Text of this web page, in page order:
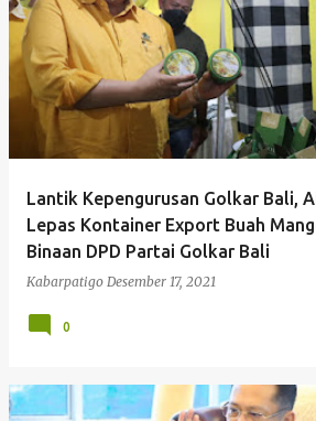
Lantik Kepengurusan Golkar Bali,
Lepas Kontainer Export Buah
Binaan DPD Partai Golkar Bali
Kabarpatigo Desember 17, 2021
0